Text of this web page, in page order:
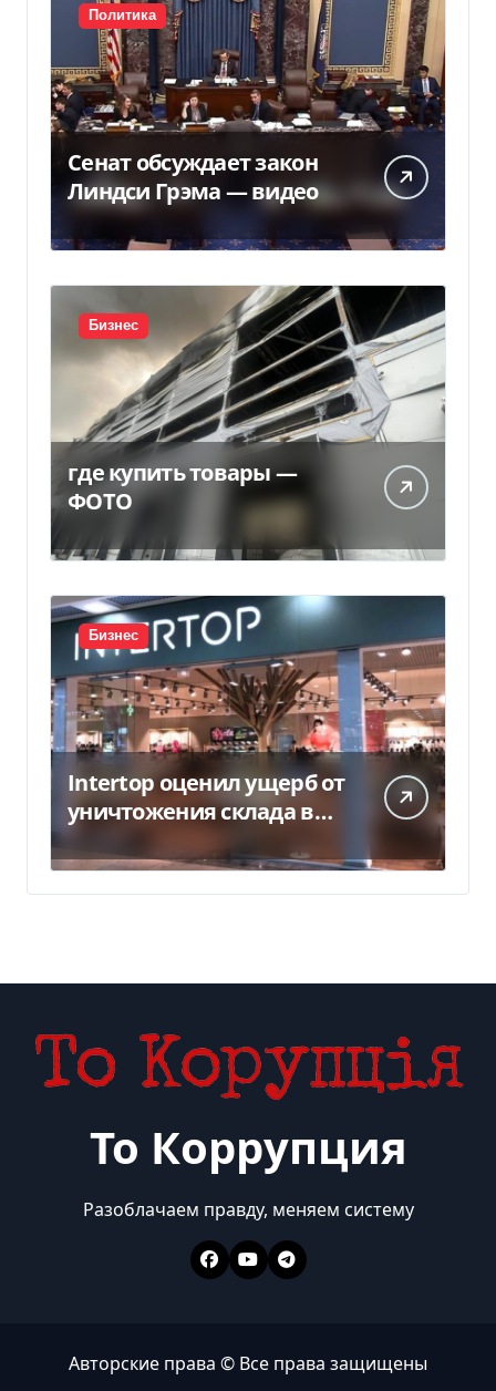
Политика
Сенат обсуждает закон
Линдси Грэма — видео
Бизнес
где купить товары —
ФОТО
Бизнес
Intertop оценил ущерб от
уничтожения склада в
450 млн грн
То Коррупция
Разоблачаем правду, меняем систему
Авторские права © Все права защищены